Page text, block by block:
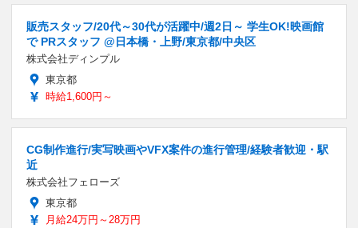
販売スタッフ/20代～30代が活躍中/週2日～ 学生OK!映画館
で PRスタッフ @日本橋・上野/東京都/中央区
株式会社ディンプル
東京都
時給1,600円～
CG制作進行/実写映画やVFX案件の進行管理/経験者歓迎・駅
近
株式会社フェローズ
東京都
月給24万円～28万円